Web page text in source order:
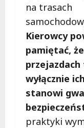
na trasach
Kierowcy
pamiętać,
przejazdach
wyłącznie
stanowi
praktyki